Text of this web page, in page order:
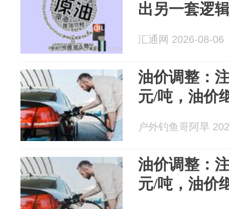
出另一套逻
汇通网 2026-08-06
油价调整：
元/吨，油价
户外钓鱼哥阿旱
油价调整：
元/吨，油价